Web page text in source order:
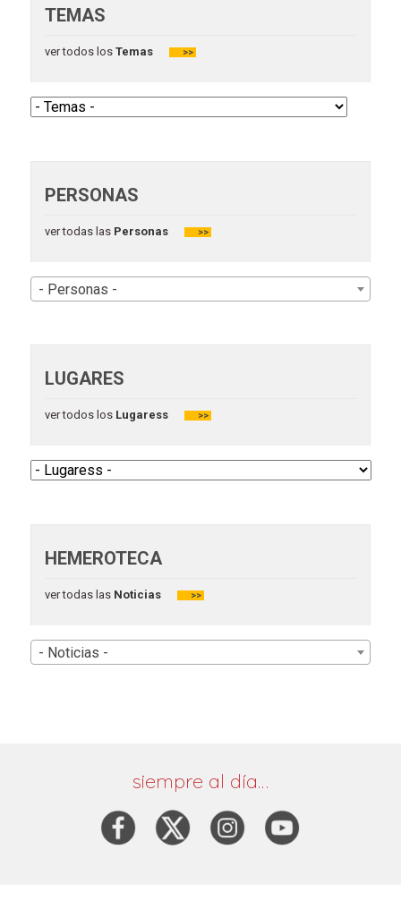
TEMAS
ver todos losTemas >>
PERSONAS
ver todas lasPersonas >>
- Personas -
LUGARES
ver todos losLugaress >>
HEMEROTECA
ver todas lasNoticias >>
- Noticias -
siempre al día…